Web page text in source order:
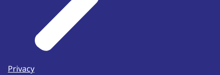
Privacy